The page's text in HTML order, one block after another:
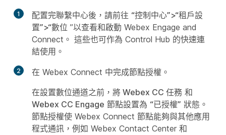
1 配置完聯繫中心後，請前往 “控制中心”>“租戶設
置”>“數位 ”以查看和啟動 Webex Engage and
Connect。 這些也可作為 Control Hub 的快速連
結使用。
2
在 Webex Connect 中完成節點授權。
在設置數位通道之前，將 Webex CC 任務 和
Webex CC Engage 節點設置為 “已授權” 狀態。
節點授權使 Webex Connect 節點能夠與其他應用
程式通訊，例如 Webex Contact Center 和